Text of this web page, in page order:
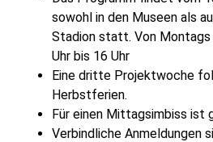
sowohl in den Museen als
Stadion statt. Von
Uhr bis 16 Uhr
Eine dritte Projektwoche
Herbstferien.
Für einen Mittagsimbiss ist
Verbindliche Anmeldungen